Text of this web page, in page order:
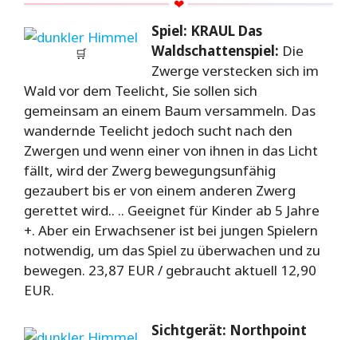
🛒
Spiel: KRAUL Das
Waldschattenspiel: Die
Zwerge verstecken sich im
Wald vor dem Teelicht, Sie sollen sich
gemeinsam an einem Baum versammeln. Das
wandernde Teelicht jedoch sucht nach den
Zwergen und wenn einer von ihnen in das Licht
fällt, wird der Zwerg bewegungsunfähig
gezaubert bis er von einem anderen Zwerg
gerettet wird.. .. Geeignet für Kinder ab 5 Jahre
+. Aber ein Erwachsener ist bei jungen Spielern
notwendig, um das Spiel zu überwachen und zu
bewegen. 23,87 EUR / gebraucht aktuell 12,90
EUR.
Sichtgerät: Northpoint